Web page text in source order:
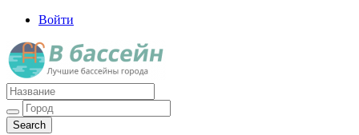
Войти
Лучшие бассейны города